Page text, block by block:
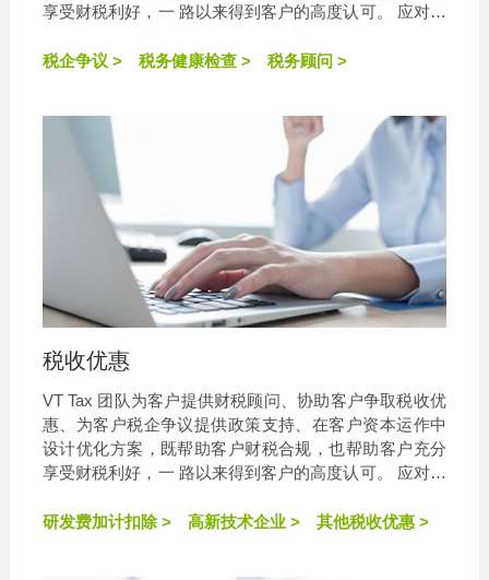
享受财税利好，一 路以来得到客户的高度认可。 应对急
以做出最佳决策，实现税务目标。
税企争议 > 税务健康检查 > 税务顾问 >
税收优惠
VT Tax 团队为客户提供财税顾问、协助客户争取税收优
惠、为客户税企争议提供政策支持、在客户资本运作中
设计优化方案，既帮助客户财税合规，也帮助客户充分
享受财税利好，一 路以来得到客户的高度认可。 应对急
以做出最佳决策，实现税务目标。
研发费加计扣除 > 高新技术企业 > 其他税收优惠 >